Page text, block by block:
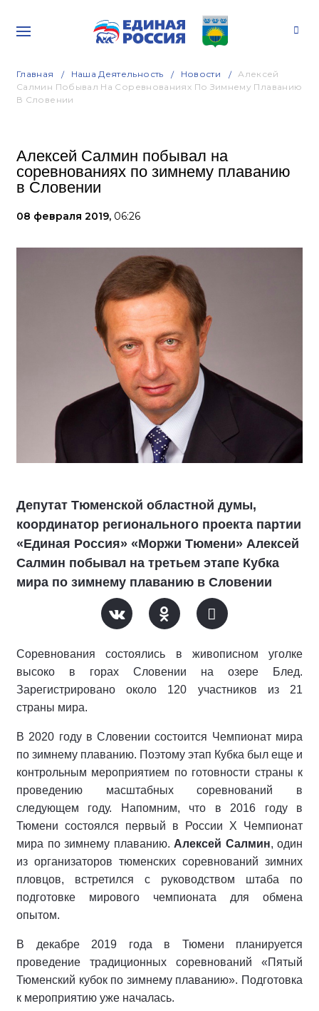
Главная Наша Деятельность Новости
Алексей
Салмин Побывал На Соревнованиях По Зимнему Плаванию
В Словении
Алексей Салмин побывал на
соревнованиях по зимнему плаванию
в Словении
08 февраля 2019, 06:26
Депутат Тюменской областной думы,
координатор регионального проекта партии
«Единая Россия» «Моржи Тюмени» Алексей
Салмин побывал на третьем этапе Кубка
мира по зимнему плаванию в Словении
Соревнования состоялись в живописном уголке
высоко в горах Словении на озере Блед.
Зарегистрировано около 120 участников из 21
страны мира.
В 2020 году в Словении состоится Чемпионат мира
по зимнему плаванию. Поэтому этап Кубка был еще и
контрольным мероприятием по готовности страны к
проведению масштабных соревнований в
следующем году. Напомним, что в 2016 году в
Тюмени состоялся первый в России X Чемпионат
мира по зимнему плаванию. Алексей Салмин, один
из организаторов тюменских соревнований зимних
пловцов, встретился с руководством штаба по
подготовке мирового чемпионата для обмена
опытом.
В декабре 2019 года в Тюмени планируется
проведение традиционных соревнований «Пятый
Тюменский кубок по зимнему плаванию». Подготовка
к мероприятию уже началась.